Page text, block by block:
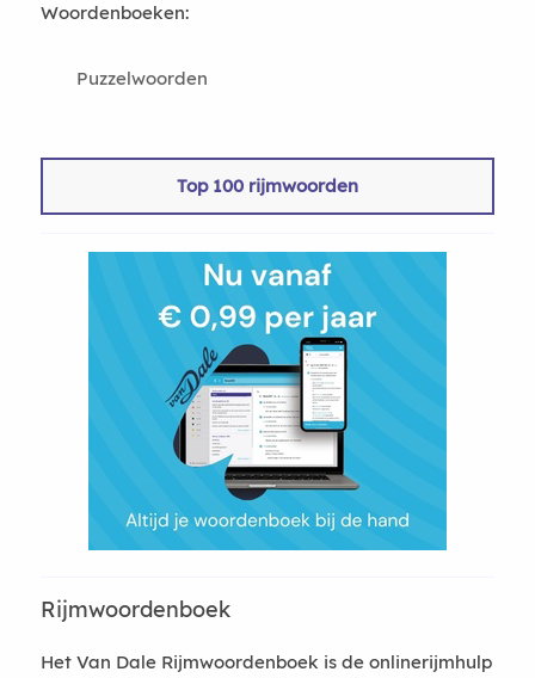
Woordenboeken:
Puzzelwoorden
Top 100 rijmwoorden
Rijmwoordenboek
Het Van Dale Rijmwoordenboek is de onlinerijmhulp